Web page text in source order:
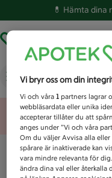
💊 Hämta dina
Vad letar du
Vi bryr oss om din
Vi och våra1 partners lagrar
webbläsardata eller unika
accepterar tillåter du att
anges under ”Vi och våra
Om du väljer Avvisa alla
spårare är inaktiverade kan
vara mindre relevanta för
ändra dina val eller återkalla